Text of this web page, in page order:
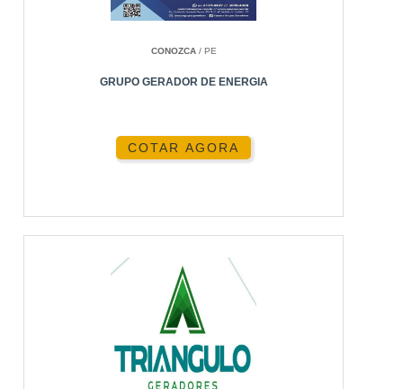
Com a locação, é possível ajustar a capacidade de
específicas, garantindo sempre a melhor
performance sem gastos excessivos.
INCLUSOS
falhas e garantindo operação contínua.
COMO FUNCIONA O
PROCESSO DE LOCAÇÃO
O processo de locação é simples e eficiente. A
Energia24Horas oferece suporte total desde a
seleção do equipamento até a instalação no local
CONOZCA/ PE
GRUPO GERADOR DE ENERGIA
COTAR AGORA